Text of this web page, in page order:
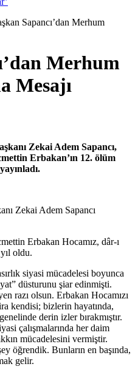
Sapancı’dan Merhum
Merhum
Mesajı
Zekai Adem Sapancı,
Erbakan’ın 12. ölüm
Zekai Adem Sapancı
Erbakan Hocamız, dâr-ı
oldu.
siyasi mücadelesi boyunca
düsturunu şiar edinmişti.
razı olsun. Erbakan Hocamızı
kendisi; bizlerin hayatında,
derin izler bırakmıştır.
çalışmalarında her daim
mücadelesini vermiştir.
öğrendik. Bunların en başında,
gelir.